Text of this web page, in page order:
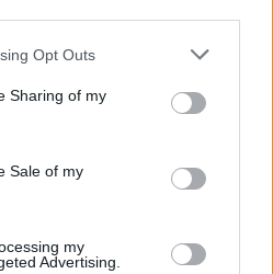
Opt Outs
Sharing of my
Sale of my
my
Advertising.
Vilniaus r.: dviejų moterų ir